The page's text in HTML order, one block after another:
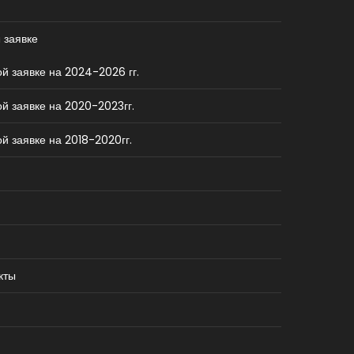
заявке на 2024-2026 гг.
заявке на 2020-2023гг.
заявке на 2018-2020гг.